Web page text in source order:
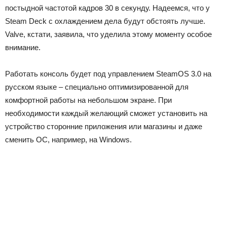
постыдной частотой кадров 30 в секунду. Надеемся, что у
Steam Deck с охлаждением дела будут обстоять лучше.
Valve, кстати, заявила, что уделила этому моменту особое
внимание.
Работать консоль будет под управлением SteamOS 3.0 на
русском языке – специально оптимизированной для
комфортной работы на небольшом экране. При
необходимости каждый желающий сможет установить на
устройство сторонние приложения или магазины и даже
сменить ОС, например, на Windows.